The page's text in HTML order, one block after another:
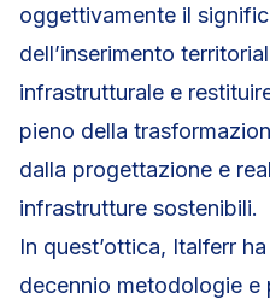
oggettivamente il
dell’inserimento
infrastrutturale e
pieno della
dalla progettazione e
infrastrutture sostenibili.
In quest’ottica, Italferr
decennio metodologie